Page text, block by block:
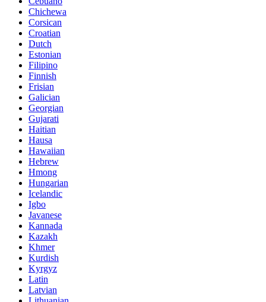
Chichewa
Corsican
Croatian
Dutch
Estonian
Filipino
Finnish
Frisian
Galician
Georgian
Gujarati
Haitian
Hausa
Hawaiian
Hebrew
Hmong
Hungarian
Icelandic
Igbo
Javanese
Kannada
Kazakh
Khmer
Kurdish
Kyrgyz
Latin
Latvian